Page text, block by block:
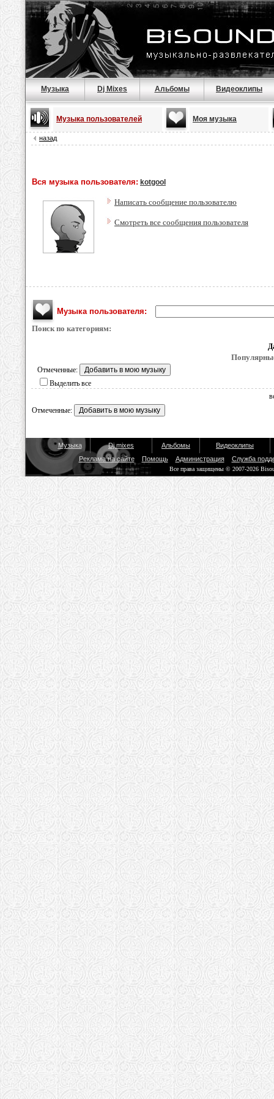
Музыка Dj Mixes Альбомы Видеоклипы
Музыка пользователей Моя музыка
назад
Вся музыка пользователя: kotgool
Написать сообщение пользователю
Смотреть все сообщения пользователя
Музыка пользователя:
Поиск по категориям:
Отмеченные:
Выделить все
Отмеченные:
Музыка Dj mixes Альбомы
Видеоклипы
Реклама на сайте
Помощь Администрация Служба
Все права защищены © 2007-2026